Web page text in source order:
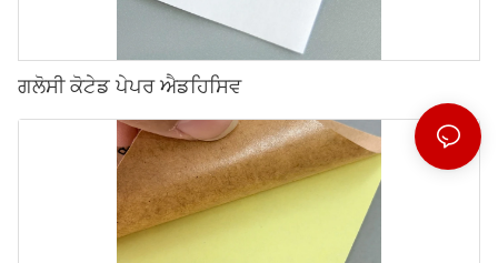
ਗਲੋਸੀ ਕੋਟੇਡ ਪੇਪਰ ਐਡਹਿਸਿਵ